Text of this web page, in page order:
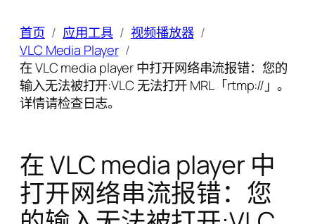
首页 应用工具
视频播放器
VLC Media Player
在 VLC media player 中打开网络串流报错：您的
输入无法被打开:VLC 无法打开 MRL「rtmp://」。
详情请检查日志。
在 VLC media player 中
打开网络串流报错：您